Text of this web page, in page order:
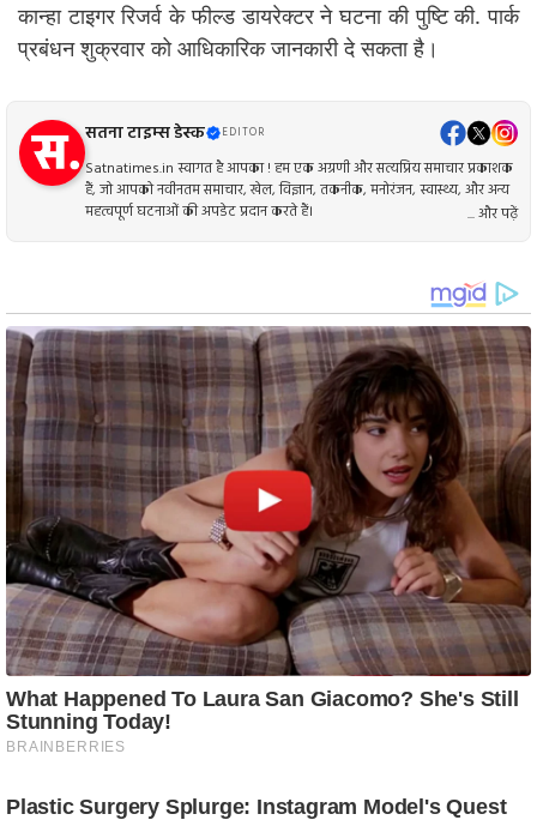
कान्हा टाइगर रिजर्व के फील्ड डायरेक्टर ने घटना की पुष्टि की. पार्क
प्रबंधन शुक्रवार को आधिकारिक जानकारी दे सकता है।
सतना टाइम्स डेस्क EDITOR
Satnatimes.in स्वागत है आपका ! हम एक अग्रणी और सत्यप्रिय समाचार प्रकाशक
हैं, जो आपको नवीनतम समाचार, खेल, विज्ञान, तकनीक, मनोरंजन, स्वास्थ्य, और अन्य
महत्वपूर्ण घटनाओं की अपडेट प्रदान करते हैं।
... और पढ़ें